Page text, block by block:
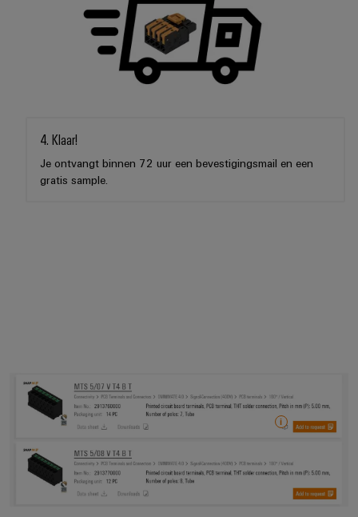
4. Klaar!
Je ontvangt binnen 72 uur een bevestigingsmail en een
gratis sample.